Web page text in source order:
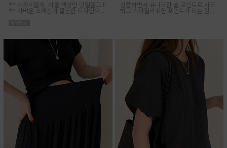
** 스카이블루, 챠콜 색상만 당일출고 !!
** 가벼운 소재감과 깔끔한 디자인으로
심플하면서 유니크한 숄 포인트로 시크
하고 스타일리쉬한 포인트가 되는 원피